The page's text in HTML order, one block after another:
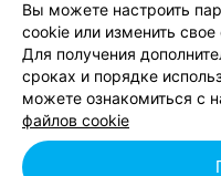
Saturday party
Вы можете настроить
cookie или изменить
Для получения
сроках и порядке
можете ознакомиться с
файлов cookie